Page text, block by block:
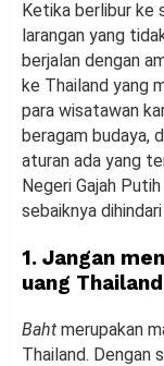
Ketika berlibur ke
larangan yang
berjalan dengan
ke Thailand yang
para wisatawan
beragam budaya,
aturan ada yang
Negeri Gajah
sebaiknya
1. Jangan
uang Thailand
Baht merupakan
Thailand. Dengan